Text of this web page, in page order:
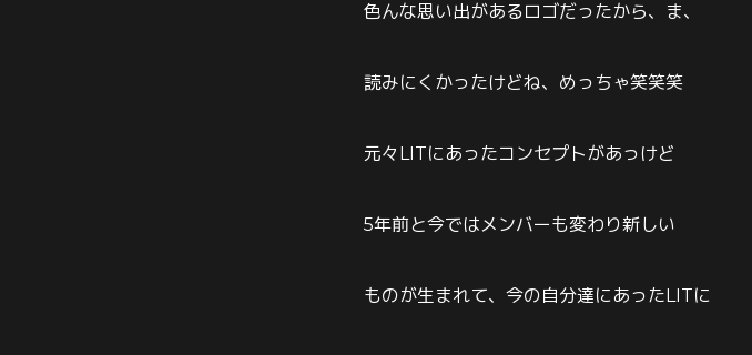
色んな思い出があるロゴだったから、ま、
読みにくかったけどね、めっちゃ笑笑笑
元々LITにあったコンセプトがあっけど
5年前と今ではメンバーも変わり新しい
ものが生まれて、今の自分達にあったLITに